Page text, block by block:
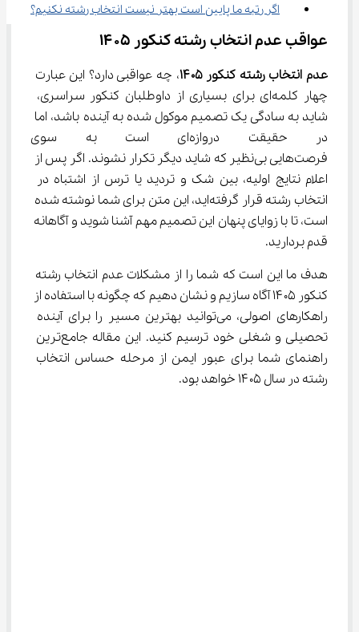
اگر رتبه ما پایین است بهتر نیست انتخاب رشته نکنیم؟
عواقب عدم انتخاب رشته کنکور ۱۴۰۵
عدم انتخاب رشته کنکور ۱۴۰۵، چه عواقبی دارد؟ این عبارت
چهار کلمه‌ای برای بسیاری از داوطلبان کنکور سراسری،
شاید به سادگی یک تصمیم موکول شده به آینده باشد، اما
در حقیقت دروازه‌ای است
فرصت‌هایی بی‌نظیر که شاید دیگر تکرار نشوند. اگر پس از
اعلام نتایج اولیه، بین شک و تردید یا ترس از اشتباه در
انتخاب رشته قرار گرفته‌اید، این متن برای شما نوشته شده
است، تا با زوایای پنهان این تصمیم مهم آشنا شوید و آگاهانه
قدم بردارید.
هدف ما این است که شما را از مشکلات عدم انتخاب رشته
کنکور ۱۴۰۵ آگاه سازیم و نشان دهیم که چگونه با استفاده از
راهکارهای اصولی، می‌توانید بهترین مسیر را برای آینده
تحصیلی و شغلی خود ترسیم کنید. این مقاله جامع‌ترین
راهنمای شما برای عبور ایمن از مرحله حساس انتخاب
رشته در سال ۱۴۰۵ خواهد بود.